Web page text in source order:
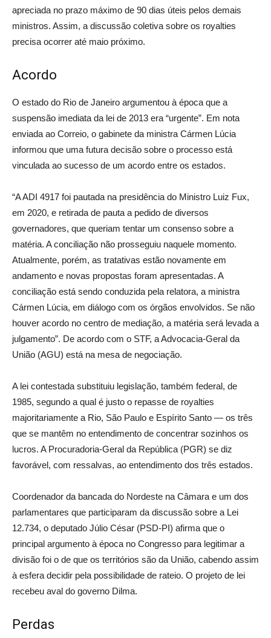
apreciada no prazo máximo de 90 dias úteis pelos demais
ministros. Assim, a discussão coletiva sobre os royalties
precisa ocorrer até maio próximo.
Acordo
O estado do Rio de Janeiro argumentou à época que a
suspensão imediata da lei de 2013 era “urgente”. Em nota
enviada ao Correio, o gabinete da ministra Cármen Lúcia
informou que uma futura decisão sobre o processo está
vinculada ao sucesso de um acordo entre os estados.
“A ADI 4917 foi pautada na presidência do Ministro Luiz Fux,
em 2020, e retirada de pauta a pedido de diversos
governadores, que queriam tentar um consenso sobre a
matéria. A conciliação não prosseguiu naquele momento.
Atualmente, porém, as tratativas estão novamente em
andamento e novas propostas foram apresentadas. A
conciliação está sendo conduzida pela relatora, a ministra
Cármen Lúcia, em diálogo com os órgãos envolvidos. Se não
houver acordo no centro de mediação, a matéria será levada a
julgamento”. De acordo com o STF, a Advocacia-Geral da
União (AGU) está na mesa de negociação.
A lei contestada substituiu legislação, também federal, de
1985, segundo a qual é justo o repasse de royalties
majoritariamente a Rio, São Paulo e Espírito Santo — os três
que se mantêm no entendimento de concentrar sozinhos os
lucros. A Procuradoria-Geral da República (PGR) se diz
favorável, com ressalvas, ao entendimento dos três estados.
Coordenador da bancada do Nordeste na Câmara e um dos
parlamentares que participaram da discussão sobre a Lei
12.734, o deputado Júlio César (PSD-PI) afirma que o
principal argumento à época no Congresso para legitimar a
divisão foi o de que os territórios são da União, cabendo assim
à esfera decidir pela possibilidade de rateio. O projeto de lei
recebeu aval do governo Dilma.
Perdas